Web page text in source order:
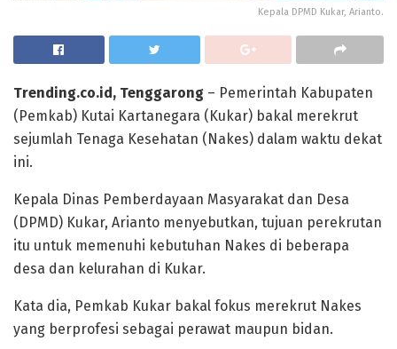
Kepala DPMD Kukar, Arianto.
Trending.co.id, Tenggarong – Pemerintah Kabupaten
(Pemkab) Kutai Kartanegara (Kukar) bakal merekrut
sejumlah Tenaga Kesehatan (Nakes) dalam waktu dekat
ini.
Kepala Dinas Pemberdayaan Masyarakat dan Desa
(DPMD) Kukar, Arianto menyebutkan, tujuan perekrutan
itu untuk memenuhi kebutuhan Nakes di beberapa
desa dan kelurahan di Kukar.
Kata dia, Pemkab Kukar bakal fokus merekrut Nakes
yang berprofesi sebagai perawat maupun bidan.